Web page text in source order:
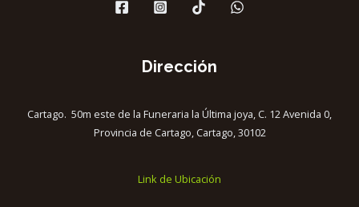
Dirección
Cartago. 50m este de la Funeraria la Última joya, C. 12 Avenida 0,
Provincia de Cartago, Cartago, 30102
Link de Ubicación